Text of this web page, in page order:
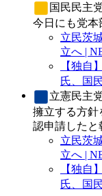
国民民主
今日にも党本
立民茨
立へ |
【独自
氏、国
立憲民主
擁立する方針
認申請したと
立民茨
立へ |
【独自
氏、国